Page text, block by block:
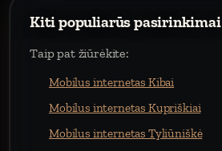
Kiti populiarūs pasirinkimai
Taip pat žiūrėkite:
Mobilus internetas Kibai
Mobilus internetas Kupriškiai
Mobilus internetas Tyliūniškė